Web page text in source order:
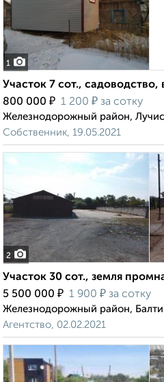
1
Участок 7 сот., садоводство,
800 000 ₽ 1 200 ₽ за сотку
Железнодорожный район,
Собственник, 19.05.2021
2
Участок 30 сот., земля
5 500 000 ₽ 1 900 ₽ за сотку
Железнодорожный район,
Агентство, 02.02.2021